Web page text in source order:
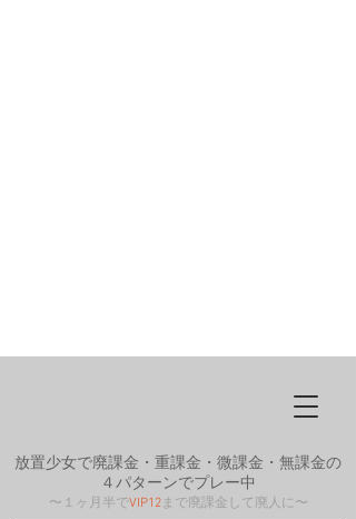
放置少女で廃課金・重課金・微課金・無課金の
４パターンでプレー中
〜１ヶ月半でVIP12まで廃課金して廃人に〜